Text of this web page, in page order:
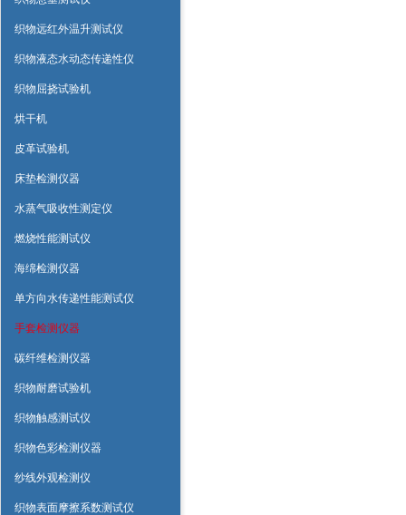
织物远红外温升测试仪
织物液态水动态传递性仪
织物屈挠试验机
烘干机
皮革试验机
床垫检测仪器
水蒸气吸收性测定仪
燃烧性能测试仪
海绵检测仪器
单方向水传递性能测试仪
手套检测仪器
碳纤维检测仪器
织物耐磨试验机
织物触感测试仪
织物色彩检测仪器
纱线外观检测仪
织物表面摩擦系数测试仪